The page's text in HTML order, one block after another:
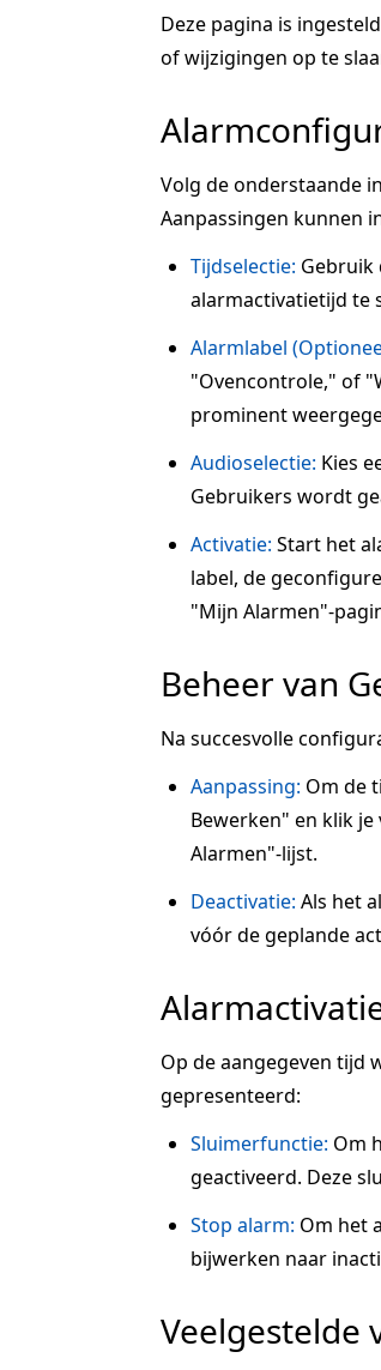
Deze pagina is
of wijzigingen op te
Volg de onderstaande
Aanpassingen kunnen
Tijdselectie: Gebruik
alarmactivatietijd te
Alarmlabel
"Ovencontrole," of
prominent
Audioselectie: Kies
Gebruikers wordt
Activatie: Start het
label, de
"Mijn Alarmen"-
Beheer van
Na succesvolle
Aanpassing: Om de
Bewerken" en klik
Alarmen"-lijst.
Deactivatie: Als het
vóór de geplande
Op de aangegeven tijd
gepresenteerd:
Sluimerfunctie: Om
geactiveerd. Deze
Stop alarm: Om het
bijwerken naar
Veelgestelde